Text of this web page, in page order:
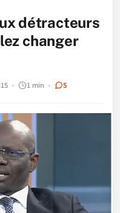
détracteurs
changer
1 min 5